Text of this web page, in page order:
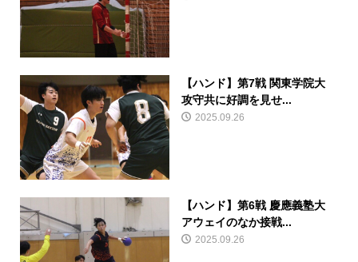
【ハンド】第7戦 関東学院大
攻守共に好調を見せ...
2025.09.26
【ハンド】第6戦 慶應義塾大
アウェイのなか接戦...
2025.09.26